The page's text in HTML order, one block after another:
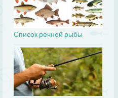
Список речной рыбы